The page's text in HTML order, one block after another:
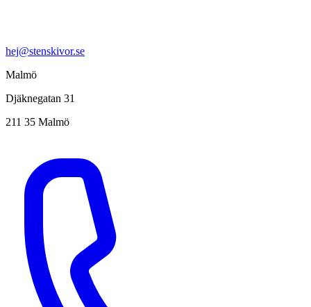
hej@stenskivor.se
Malmö
Djäknegatan 31
211 35 Malmö